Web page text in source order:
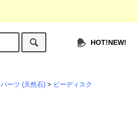
HOT!NEW!
パーツ (天然石) > ピーディスク